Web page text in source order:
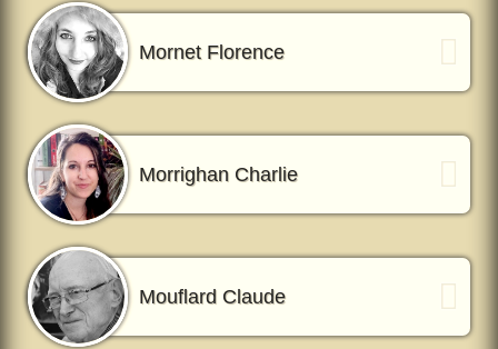
Mornet Florence
Morrighan Charlie
Mouflard Claude